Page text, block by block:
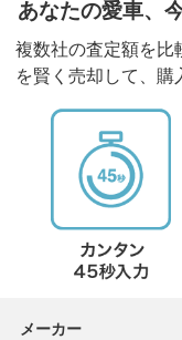
あなたの愛車、
複数社の査定額を比
を賢く売却して、購
メーカー